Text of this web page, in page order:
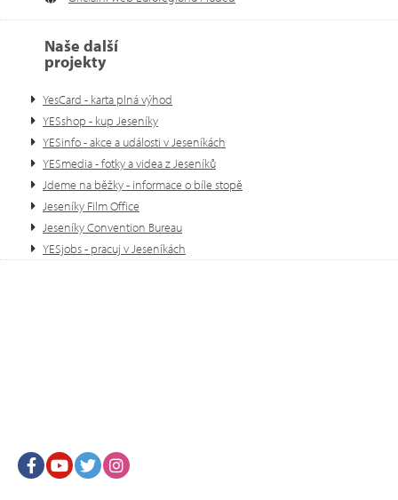
Naše další
projekty
YesCard - karta plná výhod
YESshop - kup Jeseníky
YESinfo - akce a události v Jeseníkách
YESmedia - fotky a videa z Jeseníků
Jdeme na běžky - informace o bíle stopě
Jeseníky Film Office
Jeseníky Convention Bureau
YESjobs - pracuj v Jeseníkách
FacebookYoutubeTwitter